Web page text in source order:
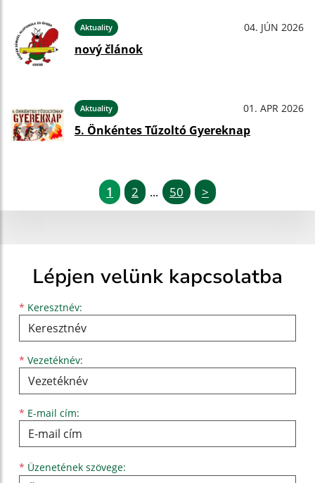
Aktuality 04. JÚN 2026
nový článok
Aktuality 01. APR 2026
5. Önkéntes Tűzoltó Gyereknap
1 2 ... 50 >
Lépjen velünk kapcsolatba
* Keresztnév:
Keresztnév
* Vezetéknév:
Vezetéknév
* E-mail cím:
E-mail cím
* Üzenetének szövege: